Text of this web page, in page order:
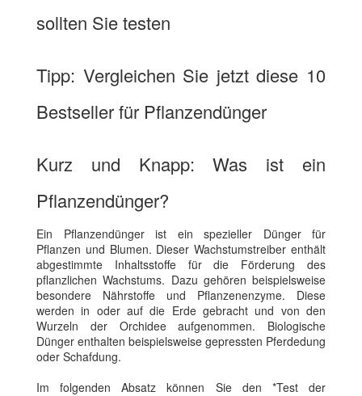
sollten Sie testen
Tipp: Vergleichen Sie jetzt diese 10
Bestseller für Pflanzendünger
Kurz und Knapp: Was ist ein
Pflanzendünger?
Ein Pflanzendünger ist ein spezieller Dünger für
Pflanzen und Blumen. Dieser Wachstumstreiber enthält
abgestimmte Inhaltsstoffe für die Förderung des
pflanzlichen Wachstums. Dazu gehören beispielsweise
besondere Nährstoffe und Pflanzenenzyme. Diese
werden in oder auf die Erde gebracht und von den
Wurzeln der Orchidee aufgenommen. Biologische
Dünger enthalten beispielsweise gepressten Pferdedung
oder Schafdung.
Im folgenden Absatz können Sie den *Test der